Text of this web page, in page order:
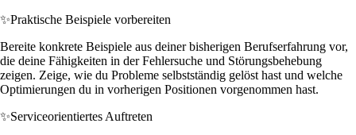
✨Praktische Beispiele vorbereiten
Bereite konkrete Beispiele aus deiner bisherigen Berufserfahrung vor,
die deine Fähigkeiten in der Fehlersuche und Störungsbehebung
zeigen. Zeige, wie du Probleme selbstständig gelöst hast und welche
Optimierungen du in vorherigen Positionen vorgenommen hast.
✨Serviceorientiertes Auftreten